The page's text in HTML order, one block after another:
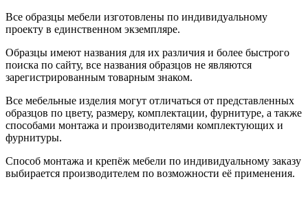
Все образцы мебели изготовлены по индивидуальному
проекту в единственном экземпляре.
Образцы имеют названия для их различия и более быстрого
поиска по сайту, все названия образцов не являются
зарегистрированным товарным знаком.
Все мебельные изделия могут отличаться от представленных
образцов по цвету, размеру, комплектации, фурнитуре, а также
способами монтажа и производителями комплектующих и
фурнитуры.
Способ монтажа и крепёж мебели по индивидуальному заказу
выбирается производителем по возможности её применения.